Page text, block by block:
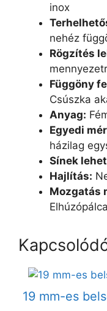
inox
nehéz
Rögzítés
Függöny
Csúszka
Anyag:
Egyedi
házilag
Sínek
Hajlítás:
Mozgatás
19 mm-es